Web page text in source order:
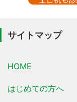
サイトマップ
HOME
はじめての方へ